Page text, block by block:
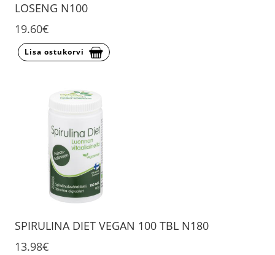
LOSENG N100
19.60€
Lisa ostukorvi
SPIRULINA DIET VEGAN 100 TBL N180
13.98€